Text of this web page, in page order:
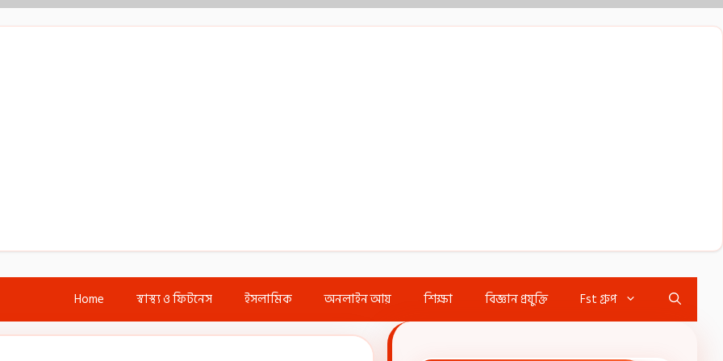
Home স্বাস্থ্য ও ফিটনেস ইসলামিক অনলাইন আয় শিক্ষা বিজ্ঞান প্রযুক্তি Fst গ্রুপ